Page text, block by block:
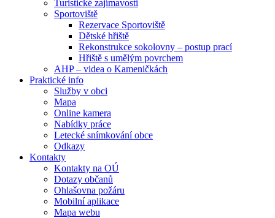
Turistické zajímavosti
Sportoviště
Rezervace Sportoviště
Dětské hřiště
Rekonstrukce sokolovny – postup prací
Hřiště s umělým povrchem
AHP – videa o Kameničkách
Praktické info
Služby v obci
Mapa
Online kamera
Nabídky práce
Letecké snímkování obce
Odkazy
Kontakty
Kontakty na OÚ
Dotazy občanů
Ohlašovna požáru
Mobilní aplikace
Mapa webu